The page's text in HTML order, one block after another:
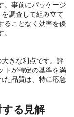
。事前にパッケージ
調査して組み立て
ることなく効率を優
きな利点です。評
トが特定の基準を満
た品質は、特に応急
する見解